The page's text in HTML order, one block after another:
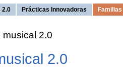
2.0 Prácticas Innovadoras
2.0
2.0